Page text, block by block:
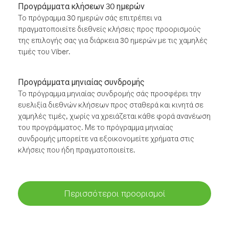
Προγράμματα κλήσεων 30 ημερών
Το πρόγραμμα 30 ημερών σάς επιτρέπει να
πραγματοποιείτε διεθνείς κλήσεις προς προορισμούς
της επιλογής σας για διάρκεια 30 ημερών με τις χαμηλές
τιμές του Viber.
Προγράμματα μηνιαίας συνδρομής
Το πρόγραμμα μηνιαίας συνδρομής σάς προσφέρει την
ευελιξία διεθνών κλήσεων προς σταθερά και κινητά σε
χαμηλές τιμές, χωρίς να χρειάζεται κάθε φορά ανανέωση
του προγράμματος. Με το πρόγραμμα μηνιαίας
συνδρομής μπορείτε να εξοικονομείτε χρήματα στις
κλήσεις που ήδη πραγματοποιείτε.
Περισσότεροι προορισμοί